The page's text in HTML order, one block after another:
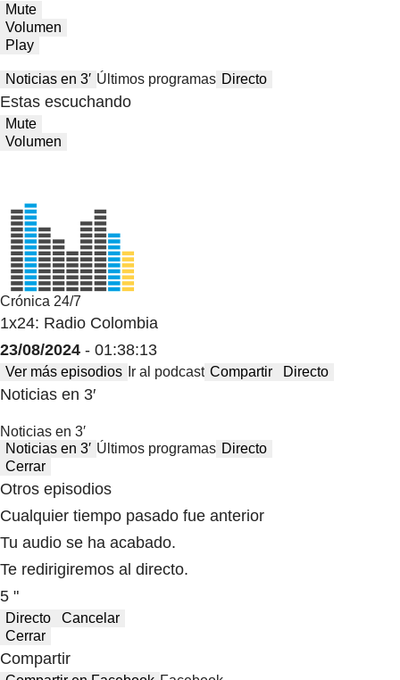
Mute
Volumen
Play
Noticias en 3′ Últimos programas Directo
Estas escuchando
Mute
Volumen
Crónica 24/7
1x24: Radio Colombia
23/08/2024 - 01:38:13
Ver más episodios Ir al podcast Compartir Directo
Noticias en 3′
Noticias en 3′
Noticias en 3′ Últimos programas Directo
Cerrar
Otros episodios
Cualquier tiempo pasado fue anterior
Tu audio se ha acabado.
Te redirigiremos al directo.
5 "
Directo
Cancelar
Cerrar
Compartir